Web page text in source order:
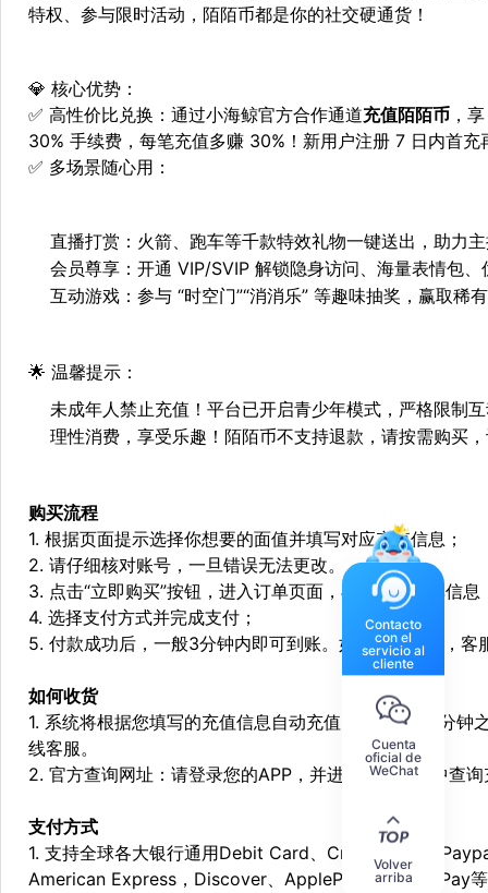
特权、参与限时活动，陌陌币都是你的社交硬通货！
💎 核心优势：
✅ 高性价比兑换 ：通过小海鲸官方合作通道充值陌陌币 ，
30% 手续费，每笔充值多赚 30%！新用户注册 7 日内首
✅ 多场景随心用 ：
直播打赏 ：火箭、跑车等千款特效礼物一键送出，助力
会员尊享 ：开通 VIP/SVIP 解锁隐身访问、海量表情包
互动游戏 ：参与 “时空门”“消消乐” 等趣味抽奖，赢取
🌟 温馨提示：
未成年人禁止充值！平台已开启青少年模式，严格限制
理性消费，享受乐趣！陌陌币不支持退款，请按需购买
购买流程
1. 根据页面提示选择你想要的面值并填写对应充值信息；
2. 请仔细核对账号，一旦错误无法更改。
3. 点击“立即购买”按钮，进入订单页面，再次确定订单信息
4. 选择支付方式并完成支付；
5. 付款成功后，一般3分钟内即可到账。如遇特殊情况，
如何收货
1. 系统将根据您填写的充值信息自动充值，一般会在3分
线客服。
2. 官方查询网址：请登录您的APP，并进入个人中心中查
支付方式
1. 支持全球各大银行通用Debit Card、Credit Card和
American Express，Discover、ApplePay和GooglePay
Contacto
con el
servicio al
cliente
Cuenta
oficial de
WeChat
Volver
arriba